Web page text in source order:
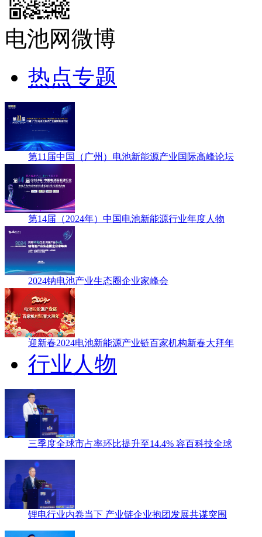
电池网微博
热点专题
第11届中国（广州）电池新能源产业国际高峰论坛
第14届（2024年）中国电池新能源行业年度人物
2024钠电池产业生态圈企业家峰会
迎新春2024电池新能源产业链百家机构新春大拜年
行业人物
三季度全球市占率环比提升至14.4% 容百科技全球
锂电行业内卷当下 产业链企业抱团发展共谋突围